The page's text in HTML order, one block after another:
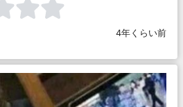
4年くらい前